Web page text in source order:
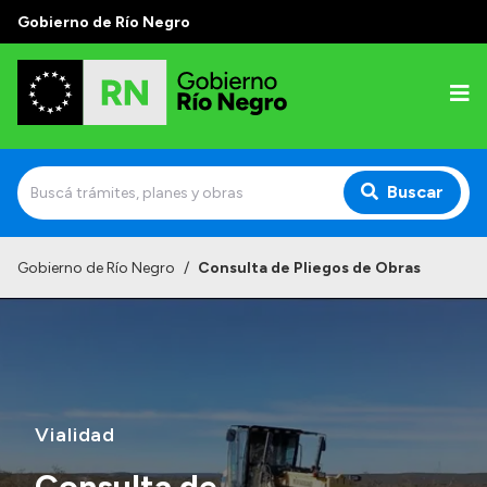
Gobierno de Río Negro
Buscar
Discursos en la Legislatura
Casa de Gobierno
Gobierno de Río Negro / Consulta de Pliegos de Obras
Vialidad